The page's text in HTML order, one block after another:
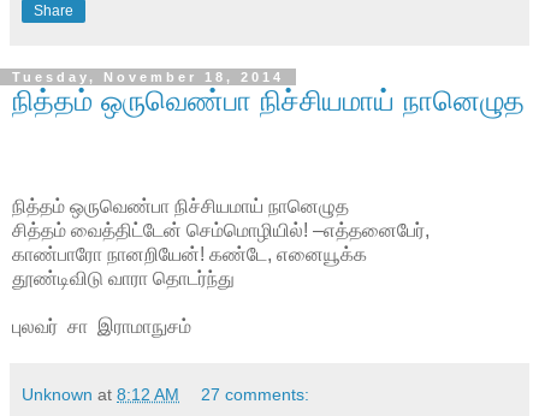
Share
Tuesday, November 18, 2014
நித்தம் ஒருவெண்பா நிச்சியமாய் நானெழுத
நித்தம் ஒருவெண்பா நிச்சியமாய் நானெழுத
சித்தம் வைத்திட்டேன் செம்மொழியில்! –எத்தனைபேர்,
காண்பாரோ நானறியேன்! கண்டே, எனையூக்க
தூண்டிவிடு வாரா தொடர்ந்து
புலவர் சா இராமாநுசம்
Unknown at 8:12 AM 27 comments: